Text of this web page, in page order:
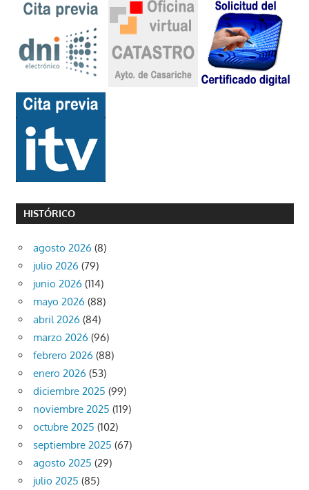
HISTÓRICO
agosto 2026 (8)
julio 2026 (79)
junio 2026 (114)
mayo 2026 (88)
abril 2026 (84)
marzo 2026 (96)
febrero 2026 (88)
enero 2026 (53)
diciembre 2025 (99)
noviembre 2025 (119)
octubre 2025 (102)
septiembre 2025 (67)
agosto 2025 (29)
julio 2025 (85)